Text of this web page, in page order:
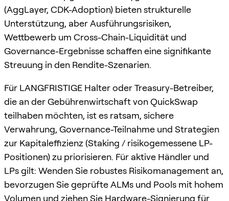
(AggLayer, CDK-Adoption) bieten strukturelle
Unterstützung, aber Ausführungsrisiken,
Wettbewerb um Cross-Chain-Liquidität und
Governance-Ergebnisse schaffen eine signifikante
Streuung in den Rendite-Szenarien.
Für LANGFRISTIGE Halter oder Treasury-Betreiber,
die an der Gebührenwirtschaft von QuickSwap
teilhaben möchten, ist es ratsam, sichere
Verwahrung, Governance-Teilnahme und Strategien
zur Kapitaleffizienz (Staking / risikogemessene LP-
Positionen) zu priorisieren. Für aktive Händler und
LPs gilt: Wenden Sie robustes Risikomanagement an,
bevorzugen Sie geprüfte ALMs und Pools mit hohem
Volumen und ziehen Sie Hardware-Signierung für